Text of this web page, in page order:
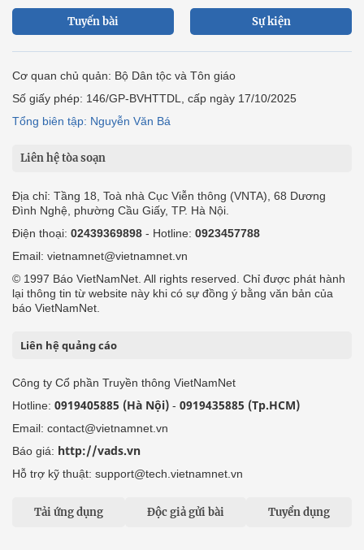
Tuyến bài Sự kiện
Cơ quan chủ quản: Bộ Dân tộc và Tôn giáo
Số giấy phép: 146/GP-BVHTTDL, cấp ngày 17/10/2025
Tổng biên tập: Nguyễn Văn Bá
Liên hệ tòa soạn
Địa chỉ: Tầng 18, Toà nhà Cục Viễn thông (VNTA), 68 Dương
Đình Nghệ, phường Cầu Giấy, TP. Hà Nội.
Điện thoại: 02439369898 - Hotline: 0923457788
Email: vietnamnet@vietnamnet.vn
© 1997 Báo VietNamNet. All rights reserved. Chỉ được phát hành
lại thông tin từ website này khi có sự đồng ý bằng văn bản của
báo VietNamNet.
Liên hệ quảng cáo
Công ty Cổ phần Truyền thông VietNamNet
Hotline: 0919405885 (Hà Nội) - 0919435885 (Tp.HCM)
Email: contact@vietnamnet.vn
Báo giá: http://vads.vn
Hỗ trợ kỹ thuật: support@tech.vietnamnet.vn
Tải ứng dụng Độc giả gửi bài Tuyển dụng